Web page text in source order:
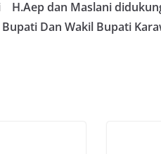
H.Aep dan Maslani
Bupati Dan Wakil Bupati